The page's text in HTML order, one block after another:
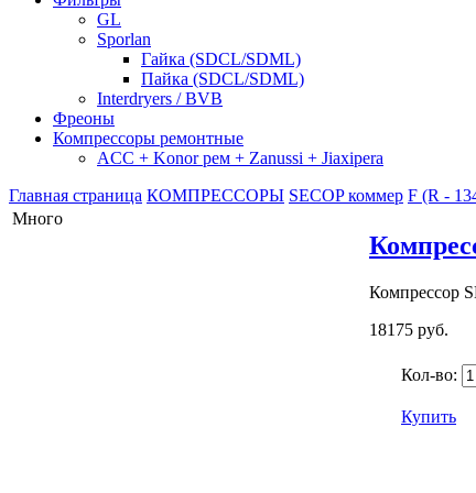
GL
Sporlan
Гайка (SDCL/SDML)
Пайка (SDCL/SDML)
Interdryers / BVB
Фреоны
Компрессоры ремонтные
ACC + Konor рем + Zanussi + Jiaxipera
Главная страница КОМПРЕССОРЫ SECOP коммер F (R -
Много
Компрессор
18175 руб.
Кол-во:
Купить